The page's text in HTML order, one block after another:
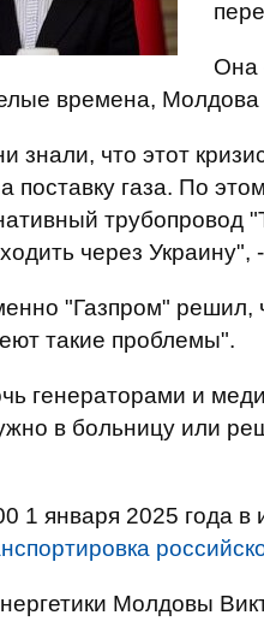
Она
времена,
знали, что этот
поставку газа. По
трубопровод
через Украину",
"Газпром" решил,
такие проблемы".
генераторами и
в больницу или
1 января 2025 года в
Молдовы